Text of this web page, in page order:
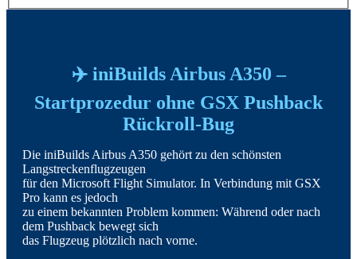
✈️ iniBuilds Airbus A350 –
Startprozedur ohne GSX Pushback
Rückroll-Bug
Die iniBuilds Airbus A350 gehört zu den schönsten
Langstreckenflugzeugen
für den Microsoft Flight Simulator. In Verbindung mit GSX
Pro kann es jedoch
zu einem bekannten Problem kommen: Während oder nach
dem Pushback bewegt sich
das Flugzeug plötzlich nach vorne.